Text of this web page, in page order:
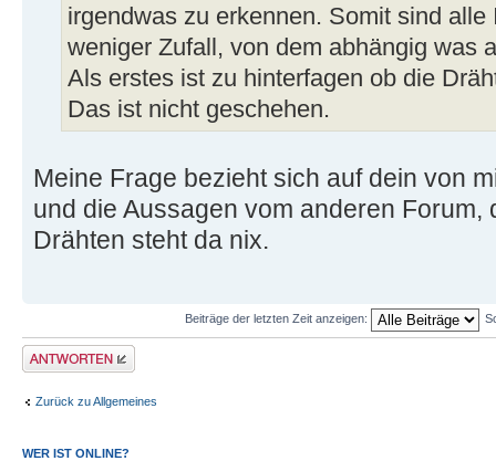
irgendwas zu erkennen. Somit sind
weniger Zufall, von dem abhängig was
Als erstes ist zu hinterfagen ob die
Das ist nicht geschehen.
Meine Frage bezieht sich auf dein von
und die Aussagen vom anderen Forum,
Drähten steht da nix.
Beiträge der letzten Zeit anzeigen:
Antwort erstellen
Zurück zu Allgemeines
WER IST ONLINE?